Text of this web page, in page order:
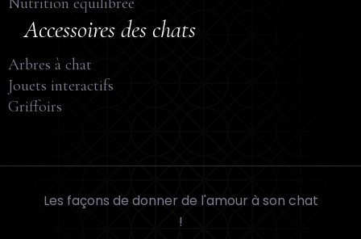
Accessoires des chats
Arbres à chat
Jouets interactifs
Griffoirs
Les façons de donner de l'amour à son chat
!